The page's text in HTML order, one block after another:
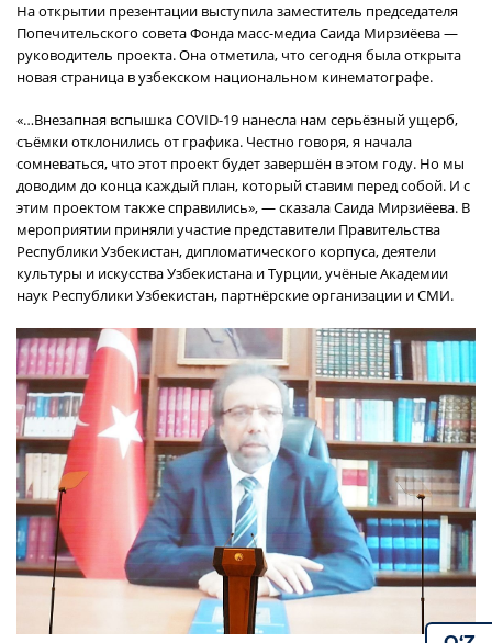
На открытии презентации выступила заместитель председателя
Попечительского совета Фонда масс-медиа Саида Мирзиёева —
руководитель проекта. Она отметила, что сегодня была открыта
новая страница в узбекском национальном кинематографе.
«…Внезапная вспышка COVID-19 нанесла нам серьёзный ущерб,
съёмки отклонились от графика. Честно говоря, я начала
сомневаться, что этот проект будет завершён в этом году. Но мы
доводим до конца каждый план, который ставим перед собой. И с
этим проектом также справились», — сказала Саида Мирзиёева. В
мероприятии приняли участие представители Правительства
Республики Узбекистан, дипломатического корпуса, деятели
культуры и искусства Узбекистана и Турции, учёные Академии
наук Республики Узбекистан, партнёрские организации и СМИ.